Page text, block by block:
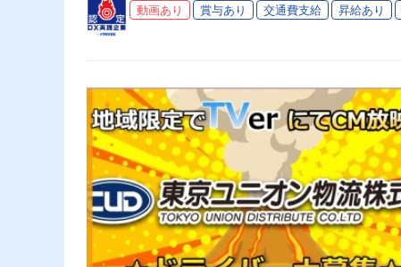
動画あり 賞与あり 交通費支給 昇給あり